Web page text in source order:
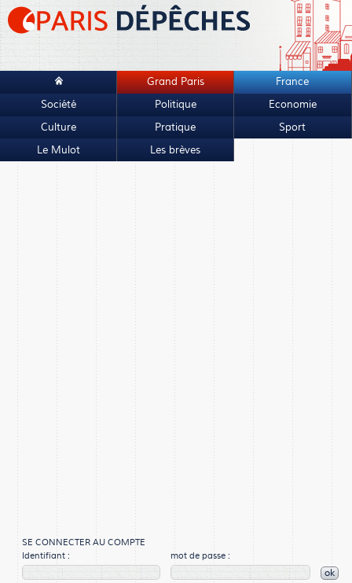
Grand Paris
France
Société
Politique
Economie
Culture
Pratique
Sport
Le Mulot
Les brèves
SE CONNECTER AU COMPTE
Identifiant :
mot de passe :
ok